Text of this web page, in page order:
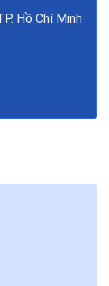
Hồ Chí Minh